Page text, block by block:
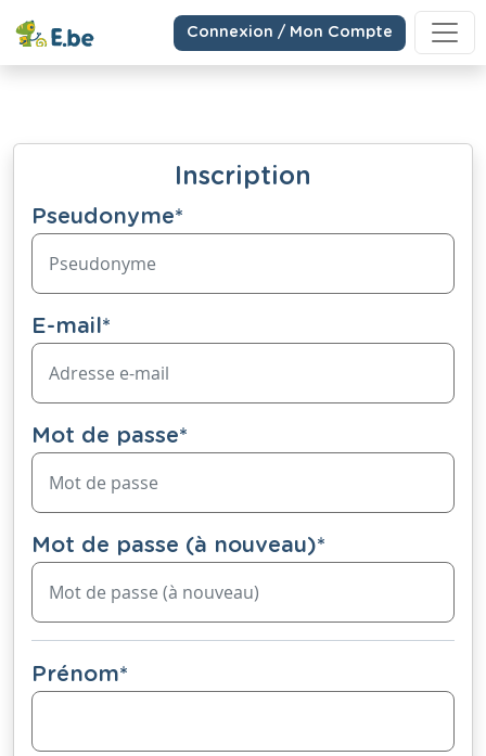
Connexion / Mon Compte
Inscription
Pseudonyme*
E-mail*
Mot de passe*
Mot de passe (à nouveau)*
Prénom*